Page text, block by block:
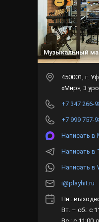
Музыкальный
450001 , г.
«Мир», 3
+7 347 266-
+7 999 757-
Написать в
Написать в
Написать в
i@playhit.ru
Пн.:
Вт. – сб.: с